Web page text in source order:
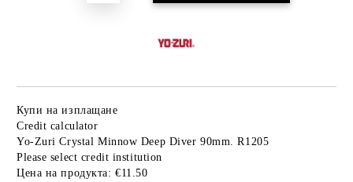
Купи на изплащане
Credit calculator
Yo-Zuri Crystal Minnow Deep Diver 90mm. R1205
Please select credit institution
Цена на продукта: €11.50